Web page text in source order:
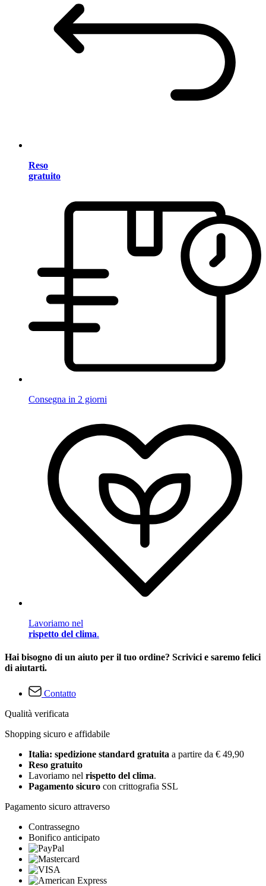
Reso
gratuito
Consegna in 2 giorni
Lavoriamo nel
rispetto del clima.
Hai bisogno di un aiuto per il tuo ordine? Scrivici e saremo felici
di aiutarti.
Contatto
Qualità verificata
Shopping sicuro e affidabile
Italia: spedizione standard gratuita a partire da € 49,90
Reso gratuito
Lavoriamo nel rispetto del clima.
Pagamento sicuro con crittografia SSL
Pagamento sicuro attraverso
Contrassegno
Bonifico anticipato